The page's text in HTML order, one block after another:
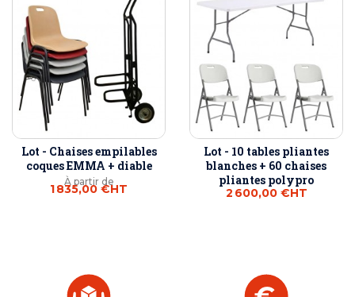
Lot - Chaises empilables
coques EMMA + diable
À partir de
1 835,00 €HT
Lot - 10 tables pliantes
blanches + 60 chaises
pliantes polypro
2 600,00 €HT